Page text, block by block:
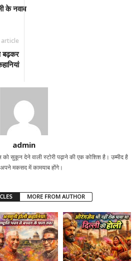
के नवाब
बढ़कर
admin
को सुकून देने वाली स्टोरी पढ़ाने की एक कोशिश है। उम्मीद है
मकसद में कामयाब होंगे।
MORE FROM AUTHOR